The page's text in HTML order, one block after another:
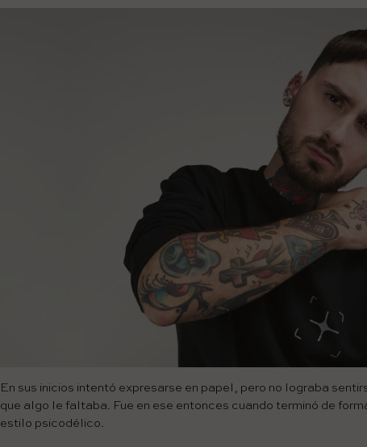
En sus inicios intentó expresarse en papel, pero no lograba
que algo le faltaba. Fue en ese entonces cuando terminó de
estilo psicodélico.